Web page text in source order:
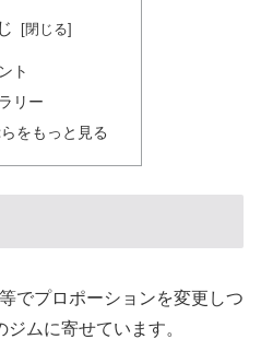
ト
リー
をもっと見る
でプロポーションを変更しつ
ムに寄せています。